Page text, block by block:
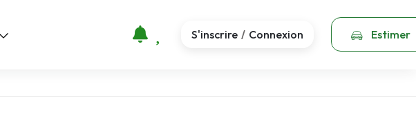
S'inscrire Connexion Estimer